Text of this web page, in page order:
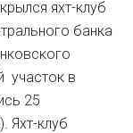
яхт-клуб
банка
участок в
25
Яхт-клуб